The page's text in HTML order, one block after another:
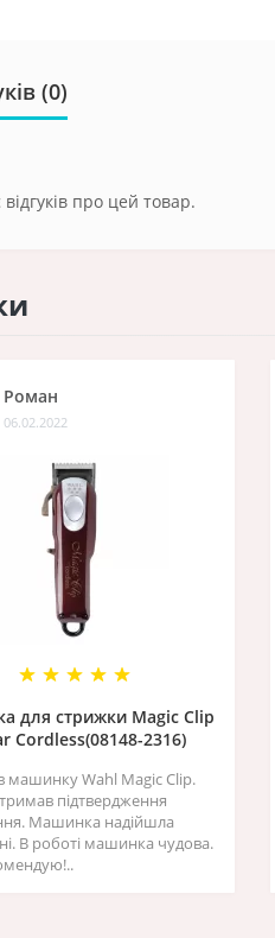
(0)
про цей товар.
Роман
06.02.2022
для стрижки Magic Clip
Cordless(08148-2316)
машинку Wahl Magic Clip.
підтвердження
Машинка надійшла
В роботі машинка чудова.